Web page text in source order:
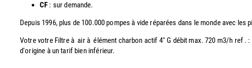
CF : sur demande.
Depuis 1996, plus de 100.000 pompes à vide réparées dans le monde avec les
Votre votre Filtre à air à élément charbon actif 4'' G débit max. 720 m3/h ref .
d'origine à un tarif bien inférieur.